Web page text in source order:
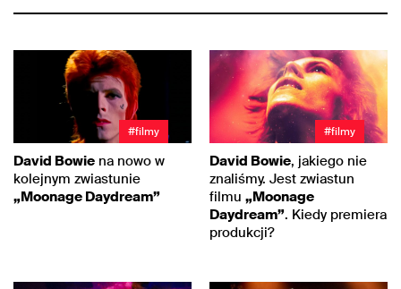
#filmy
David Bowie na nowo w
kolejnym zwiastunie
„Moonage Daydream”
#filmy
David Bowie, jakiego nie
znaliśmy. Jest zwiastun
filmu „Moonage
Daydream”. Kiedy premiera
produkcji?